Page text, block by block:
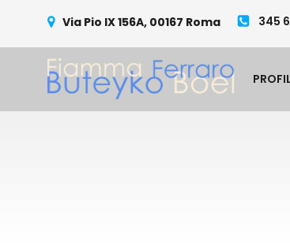
Via Pio IX 156A, 00167 Roma 345